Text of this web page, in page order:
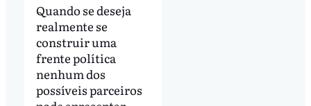
Quando se deseja
realmente se
construir uma
frente política
nenhum dos
possíveis parceiros